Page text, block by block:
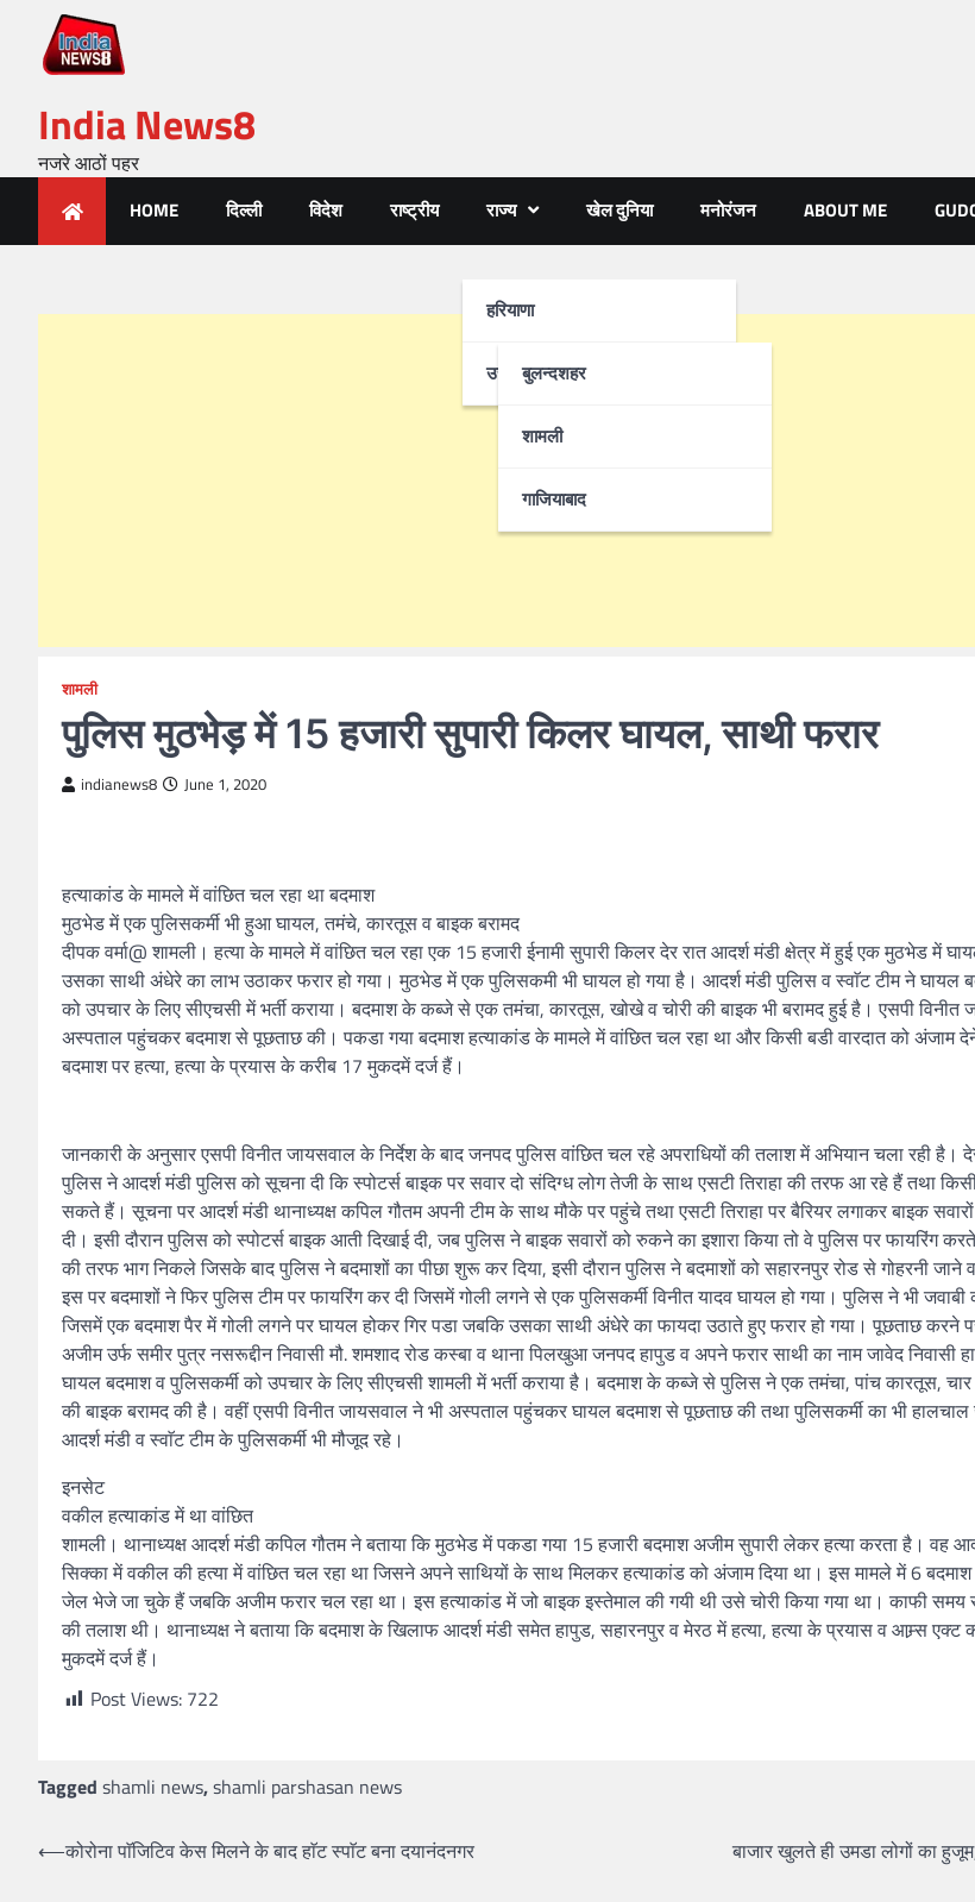
India News8
नजरे आठों पहर
HOME दिल्ली विदेश राष्ट्रीय राज्य
हरियाणा
उत्तर-प्रदेश
बुलन्दशहर
शामली
गाजियाबाद
खेल दुनिया मनोरंजन ABOUT ME
शामली
पुलिस मुठभेड़ में 15 हजारी सुपारी किलर घायल, साथी फरार
indianews8 June 1, 2020
हत्याकांड के मामले में वांछित चल रहा था बदमाश
मुठभेड में एक पुलिसकर्मी भी हुआ घायल, तमंचे, कारतूस व बाइक बरामद
दीपक वर्मा@ शामली। हत्या के मामले में वांछित चल रहा एक 15 हजारी ईनामी सुपारी किलर देर रात आदर्श मंडी क्षेत्र में हुई एक मुठभेड में
उसका साथी अंधेरे का लाभ उठाकर फरार हो गया। मुठभेड में एक पुलिसकमी भी घायल हो गया है। आदर्श मंडी पुलिस व स्वाॅट टीम ने घायल
को उपचार के लिए सीएचसी में भर्ती कराया। बदमाश के कब्जे से एक तमंचा, कारतूस, खोखे व चोरी की बाइक भी बरामद हुई है। एसपी विनीत
अस्पताल पहुंचकर बदमाश से पूछताछ की। पकडा गया बदमाश हत्याकांड के मामले में वांछित चल रहा था और किसी बडी वारदात को अंजाम
बदमाश पर हत्या, हत्या के प्रयास के करीब 17 मुकदमें दर्ज हैं।
जानकारी के अनुसार एसपी विनीत जायसवाल के निर्देश के बाद जनपद पुलिस वांछित चल रहे अपराधियों की तलाश में अभियान चला रही है।
पुलिस ने आदर्श मंडी पुलिस को सूचना दी कि स्पोटर्स बाइक पर सवार दो संदिग्ध लोग तेजी के साथ एसटी तिराहा की तरफ आ रहे हैं तथा
सकते हैं। सूचना पर आदर्श मंडी थानाध्यक्ष कपिल गौतम अपनी टीम के साथ मौके पर पहुंचे तथा एसटी तिराहा पर बैरियर लगाकर बाइक
दी। इसी दौरान पुलिस को स्पोटर्स बाइक आती दिखाई दी, जब पुलिस ने बाइक सवारों को रुकने का इशारा किया तो वे पुलिस पर फायरिंग
की तरफ भाग निकले जिसके बाद पुलिस ने बदमाशों का पीछा शुरू कर दिया, इसी दौरान पुलिस ने बदमाशों को सहारनपुर रोड से गोहरनी जाने
इस पर बदमाशों ने फिर पुलिस टीम पर फायरिंग कर दी जिसमें गोली लगने से एक पुलिसकर्मी विनीत यादव घायल हो गया। पुलिस ने भी जवाबी
जिसमें एक बदमाश पैर में गोली लगने पर घायल होकर गिर पडा जबकि उसका साथी अंधेरे का फायदा उठाते हुए फरार हो गया। पूछताछ करने
अजीम उर्फ समीर पुत्र नसरूद्दीन निवासी मौ. शमशाद रोड कस्बा व थाना पिलखुआ जनपद हापुड व अपने फरार साथी का नाम जावेद निवासी
घायल बदमाश व पुलिसकर्मी को उपचार के लिए सीएचसी शामली में भर्ती कराया है। बदमाश के कब्जे से पुलिस ने एक तमंचा, पांच कारतूस,
की बाइक बरामद की है। वहीं एसपी विनीत जायसवाल ने भी अस्पताल पहुंचकर घायल बदमाश से पूछताछ की तथा पुलिसकर्मी का भी
आदर्श मंडी व स्वाॅट टीम के पुलिसकर्मी भी मौजूद रहे।
इनसेट
वकील हत्याकांड में था वांछित
शामली। थानाध्यक्ष आदर्श मंडी कपिल गौतम ने बताया कि मुठभेड में पकडा गया 15 हजारी बदमाश अजीम सुपारी लेकर हत्या करता है। वह
सिक्का में वकील की हत्या में वांछित चल रहा था जिसने अपने साथियों के साथ मिलकर हत्याकांड को अंजाम दिया था। इस मामले में 6 बदमाश
जेल भेजे जा चुके हैं जबकि अजीम फरार चल रहा था। इस हत्याकांड में जो बाइक इस्तेमाल की गयी थी उसे चोरी किया गया था। काफी
की तलाश थी। थानाध्यक्ष ने बताया कि बदमाश के खिलाफ आदर्श मंडी समेत हापुड, सहारनपुर व मेरठ में हत्या, हत्या के प्रयास व आम्र्स एक्ट
मुकदमें दर्ज हैं।
Post Views: 722
Tagged shamli news,shamli parshasan news
⟵कोरोना पाॅजिटिव केस मिलने के बाद हाॅट स्पाॅट बना दयानंदनगर बाजार खुलते ही उमडा लोगों का